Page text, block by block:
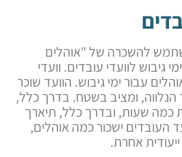
להשכרה של "אוהלים
לוועדי עובדים. וועדי
עבור ימי גיבוש. הוועד שוכר
הנלווה, ומציב בשטח. בדרך כלל,
כמה שעות, ובדרך כלל, תיארך
העובדים ישכור כמה אוהלים,
אחרת.